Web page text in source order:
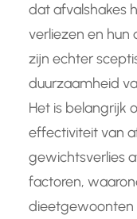
dat afvalshakes
verliezen en hun
zijn echter
duurzaamheid
Het is belangrijk
effectiviteit van
gewichtsverlies
factoren,
dieetgewoonten